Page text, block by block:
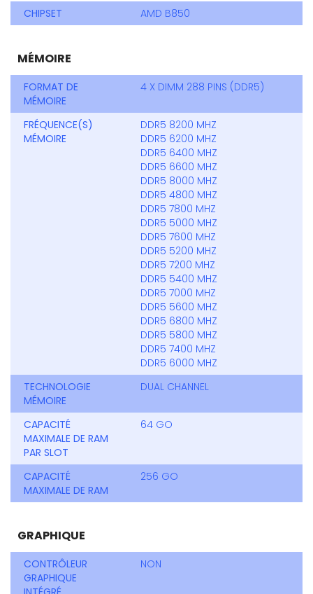
CHIPSET AMD B850
MÉMOIRE
FORMAT DE
MÉMOIRE
4 X DIMM 288 PINS (DDR5)
FRÉQUENCE(S)
MÉMOIRE
DDR5 8200 MHZ
DDR5 6200 MHZ
DDR5 6400 MHZ
DDR5 6600 MHZ
DDR5 8000 MHZ
DDR5 4800 MHZ
DDR5 7800 MHZ
DDR5 5000 MHZ
DDR5 7600 MHZ
DDR5 5200 MHZ
DDR5 7200 MHZ
DDR5 5400 MHZ
DDR5 7000 MHZ
DDR5 5600 MHZ
DDR5 6800 MHZ
DDR5 5800 MHZ
DDR5 7400 MHZ
DDR5 6000 MHZ
TECHNOLOGIE
MÉMOIRE
DUAL CHANNEL
CAPACITÉ
MAXIMALE DE RAM
PAR SLOT
64 GO
CAPACITÉ
MAXIMALE DE RAM
256 GO
GRAPHIQUE
CONTRÔLEUR
GRAPHIQUE
NON